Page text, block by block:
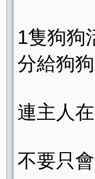
1隻狗
分給狗
連主人
不要只